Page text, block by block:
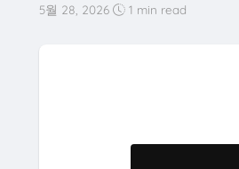
5월 28, 2026 1 min read